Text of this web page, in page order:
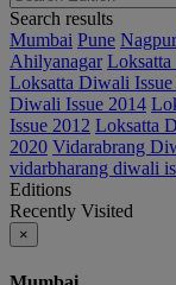
Search results
Mumbai Pune Nagpur
Ahilyanagar
Loksatta Diwali Issue
Diwali Issue 2014
Issue 2012 Loksatta
2020 Vidarabrang
vidarbharang diwali
Editions
Recently Visited
×